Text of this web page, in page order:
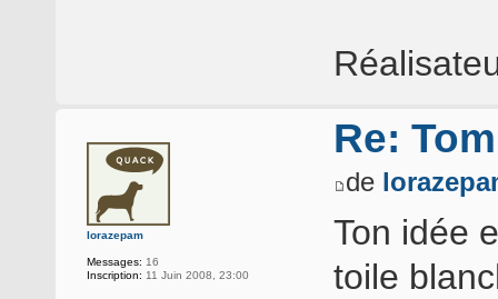
lorazepam
Messages: 16
Inscription: 11 Juin 2008, 23:00
Re:
de
Ton idée
toile